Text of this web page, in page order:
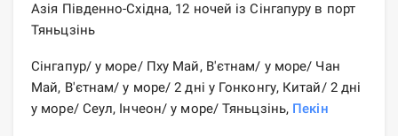
Азія Південно-Східна, 12 ночей із Сінгапуру в порт
Тяньцзінь
Сінгапур/ у море/ Пху Май, В'єтнам/ у море/ Чан
Май, В'єтнам/ у море/ 2 дні у Гонконгу, Китай/ 2 дні
у море/ Сеул, Інчеон/ у море/ Тяньцзінь, Пекін